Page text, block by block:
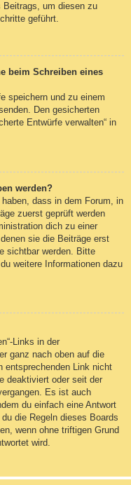
Beitrags, um diesen zu
geführt.
beim Schreiben eines
speichern und zu einem
Den gesicherten
Entwürfe verwalten“ in
werden?
dass in dem Forum, in
zuerst geprüft werden
dich zu einer
sie die Beiträge erst
sichtbar werden. Bitte
weitere Informationen dazu
Links in der
ganz nach oben auf die
entsprechenden Link nicht
deaktiviert oder seit der
Es ist auch
du einfach eine Antwort
die Regeln dieses Boards
wenn ohne triftigen Grund
wird.